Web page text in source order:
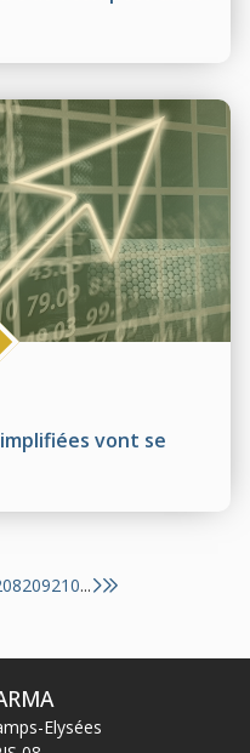
vont se
209210...
Elysées